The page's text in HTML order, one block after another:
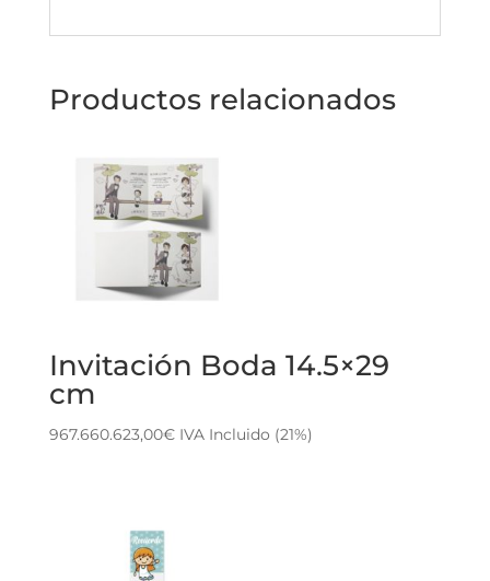
Productos relacionados
Invitación Boda 14.5×29
cm
967.660.623,00€ IVA Incluido (21%)